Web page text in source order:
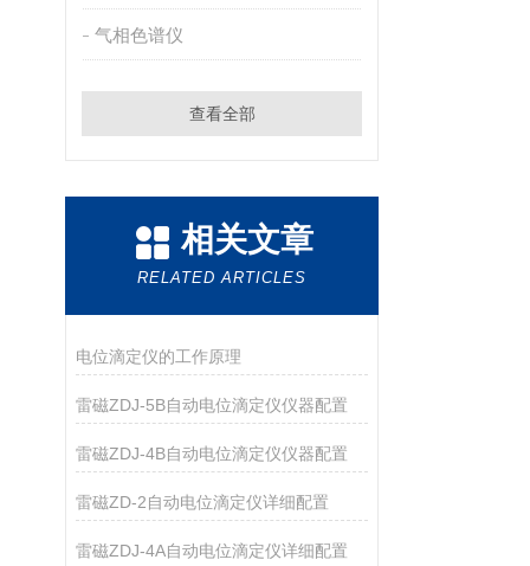
气相色谱仪
查看全部
相关文章
RELATED ARTICLES
电位滴定仪的工作原理
雷磁ZDJ-5B自动电位滴定仪仪器配置
雷磁ZDJ-4B自动电位滴定仪仪器配置
雷磁ZD-2自动电位滴定仪详细配置
雷磁ZDJ-4A自动电位滴定仪详细配置